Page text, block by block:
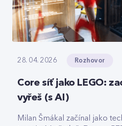
28. 04. 2026 Rozhovor
Core síť jako LEGO:
vyřeš (s AI)
Milan Šmákal začínal jako